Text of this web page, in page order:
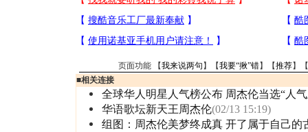
页面功能 【我来说两句 】【我要“揪”错】【推荐】
■相关连接
全球华人明星人气榜公布 周杰伦当选“人
华语歌坛新天王周杰伦(02/13 15:19)
组图：周杰伦美梦终成真 开了属于自己的